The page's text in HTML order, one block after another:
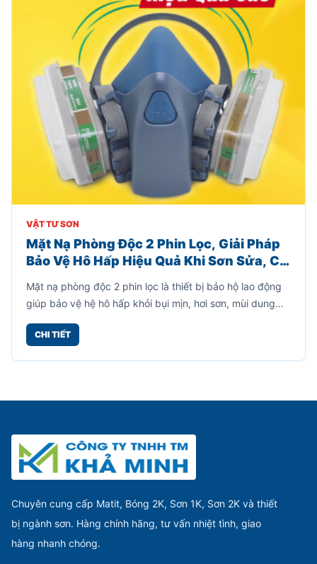
VẬT TƯ SƠN
Mặt Nạ Phòng Độc 2 Phin Lọc, Giải Pháp
Bảo Vệ Hô Hấp Hiệu Quả Khi Sơn Sửa, Cơ
Mặt nạ phòng độc 2 phin lọc là thiết bị bảo hộ lao động
giúp bảo vệ hệ hô hấp khỏi bụi mịn, hơi sơn, mùi dung
làm việc.
CHI TIẾT
Chuyên cung cấp Matit, Bóng 2K, Sơn 1K, Sơn 2K và thiết
bị ngành sơn. Hàng chính hãng, tư vấn nhiệt tình, giao
hàng nhanh chóng.